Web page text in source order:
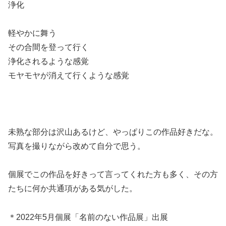
浄化
軽やかに舞う
その合間を登って行く
浄化されるような感覚
モヤモヤが消えて行くような感覚
未熟な部分は沢山あるけど、やっぱりこの作品好きだな。
写真を撮りながら改めて自分で思う。
個展でこの作品を好きって言ってくれた方も多く、その方
たちに何か共通項がある気がした。
＊2022年5月個展「名前のない作品展」出展